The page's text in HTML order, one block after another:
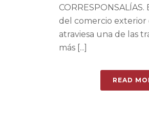
CORRESPONSALÍAS.
del comercio exterior
atraviesa una de las
más [...]
READ